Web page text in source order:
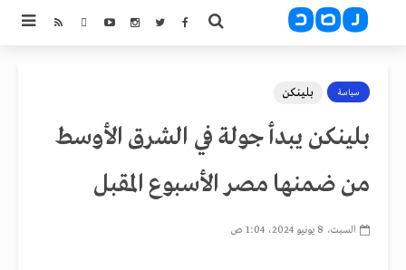
سياسة بلينكن
بلينكن يبدأ جولة في الشرق الأوسط
من ضمنها مصر الأسبوع المقبل
السبت، 8 يونيو 2024، 1:04 ص